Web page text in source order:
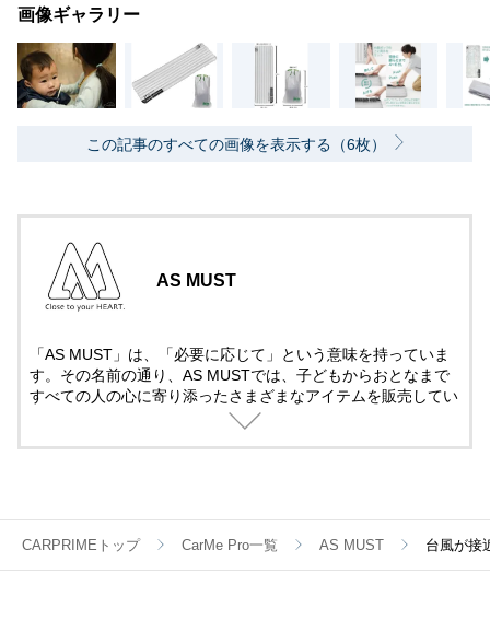
画像ギャラリー
この記事のすべての画像を表示する（6枚）
AS MUST
「AS MUST」は、「必要に応じて」という意味を持っていま
す。その名前の通り、AS MUSTでは、子どもからおとなまで
すべての人の心に寄り添ったさまざまなアイテムを販売してい
ます。今後も、みなさまの好奇心を満たす、魅力あふれる商品
CARPRIMEトップ CarMe Pro一覧 AS MUST 台風が接